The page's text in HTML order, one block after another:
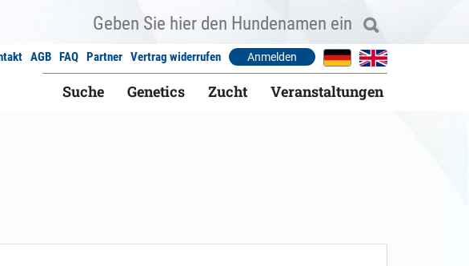
AGB FAQ Partner Vertrag widerrufen Anmelden
Suche Genetics Zucht Veranstaltungen